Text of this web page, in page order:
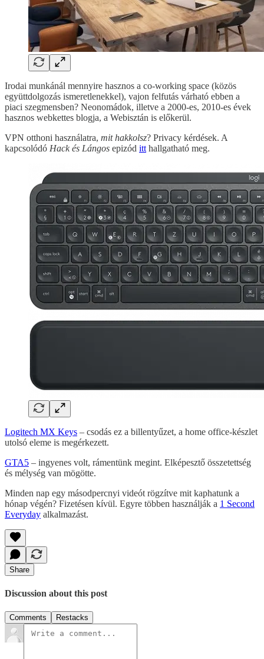
Irodai munkánál mennyire hasznos a co-working space (közös
együttdolgozás ismeretlenekkel), vajon felfutás várható ebben a
piaci szegmensben? Neonomádok, illetve a 2000-es, 2010-es évek
hasznos webkettes blogja, a Webisztán is előkerül.
VPN otthoni használatra, mit hakkolsz? Privacy kérdések. A
kapcsolódó Hack és Lángos epizód itt hallgatható meg.
Logitech MX Keys – csodás ez a billentyűzet, a home office-készlet
utolsó eleme is megérkezett.
GTA5 – ingyenes volt, rámentünk megint. Elképesztő összetettség
és mélység van mögötte.
Minden nap egy másodpercnyi videót rögzítve mit kaphatunk a
hónap végén? Fizetésen kívül. Egyre többen használják a 1 Second
Everyday alkalmazást.
Share
Discussion about this post
Comments Restacks